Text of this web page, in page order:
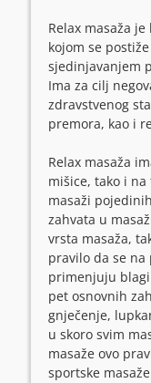
Relax masaža
kojom se
sjedinjavanjem
Ima za cilj
zdravstvenog
premora, kao i
Relax masaža
mišice, tako i
masaži
zahvata u
vrsta masaža,
pravilo da se na
primenjuju
pet osnovnih
gnječenje,
u skoro svim
masaže ovo
sportske